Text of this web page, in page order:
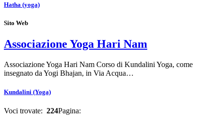
Hatha (yoga)
Sito Web
Associazione Yoga Hari Nam
Associazione Yoga Hari Nam Corso di Kundalini Yoga, come
insegnato da Yogi Bhajan, in Via Acqua…
Kundalini (Yoga)
Voci trovate: 224Pagina: